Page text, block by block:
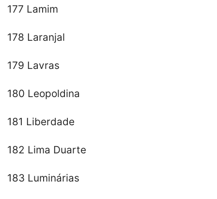
177 Lamim
178 Laranjal
179 Lavras
180 Leopoldina
181 Liberdade
182 Lima Duarte
183 Luminárias